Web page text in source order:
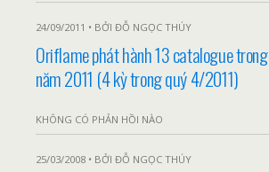
24/09/2011 • BỞI ĐỖ NGỌC THÚY
Oriflame phát hành 13 catalogue trong
năm 2011 (4 kỳ trong quý 4/2011)
KHÔNG CÓ PHẢN HỒI NÀO
25/03/2008 • BỞI ĐỖ NGỌC THÚY